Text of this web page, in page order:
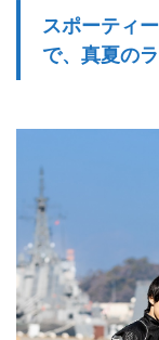
スポーティ
で、真夏の